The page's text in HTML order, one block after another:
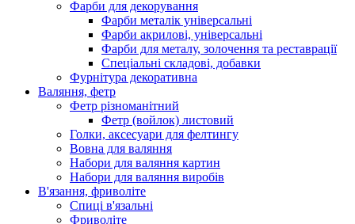
Фарби для декорування
Фарби металік універсальні
Фарби акрилові, універсальні
Фарби для металу, золочення та реставрації
Спеціальні складові, добавки
Фурнітура декоративна
Валяння, фетр
Фетр різноманітний
Фетр (войлок) листовий
Голки, аксесуари для фелтингу
Вовна для валяння
Набори для валяння картин
Набори для валяння виробів
В'язання, фриволіте
Спиці в'язальні
Фриволіте